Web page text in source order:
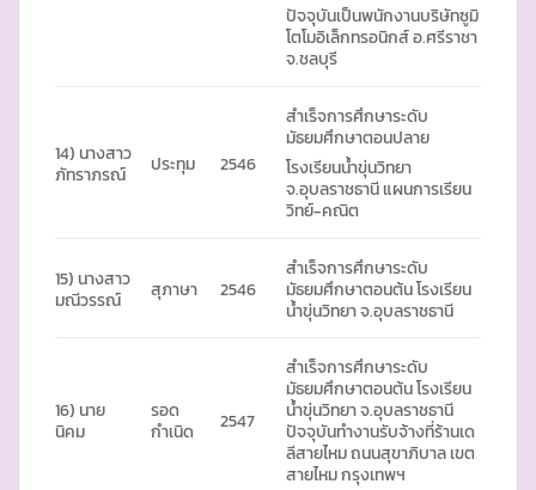
ปัจจุบันเป็นพนักงานบริษัทซูมิ
โตโมอิเล็กทรอนิกส์ อ.ศรีราชา
จ.ชลบุรี
14) นางสาว
ภัทราภรณ์
ประทุม 2546
สำเร็จการศึกษาระดับ
มัธยมศึกษาตอนปลาย
โรงเรียนน้ำขุ่นวิทยา
จ.อุบลราชธานี แผนการเรียน
วิทย์-คณิต
15) นางสาว
มณีวรรณ์
สุภาษา 2546
สำเร็จการศึกษาระดับ
มัธยมศึกษาตอนต้น โรงเรียน
น้ำขุ่นวิทยา จ.อุบลราชธานี
16) นาย
นิคม
รอด
กำเนิด
2547
สำเร็จการศึกษาระดับ
มัธยมศึกษาตอนต้น โรงเรียน
น้ำขุ่นวิทยา จ.อุบลราชธานี
ปัจจุบันทำงานรับจ้างที่ร้านเด
ลีสายไหม ถนนสุขาภิบาล เขต
สายไหม กรุงเทพฯ